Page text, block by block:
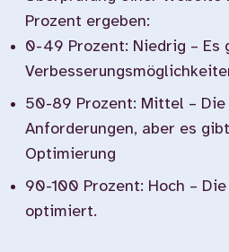
Prozent ergeben:
0-49 Prozent: Niedrig – Es
50-89 Prozent: Mittel –
Anforderungen, aber es
Optimierung
90-100 Prozent: Hoch –
optimiert.